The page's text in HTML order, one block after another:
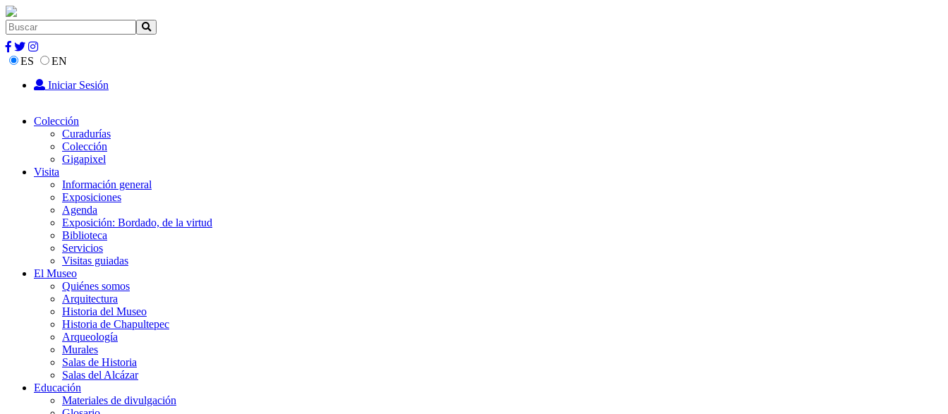
ES
EN
Iniciar Sesión
Colección
Curadurías
Colección
Gigapixel
Visita
Información general
Exposiciones
Agenda
Exposición: Bordado, de la virtud
Biblioteca
Servicios
Visitas guiadas
El Museo
Quiénes somos
Arquitectura
Historia del Museo
Historia de Chapultepec
Arqueología
Murales
Salas de Historia
Salas del Alcázar
Educación
Materiales de divulgación